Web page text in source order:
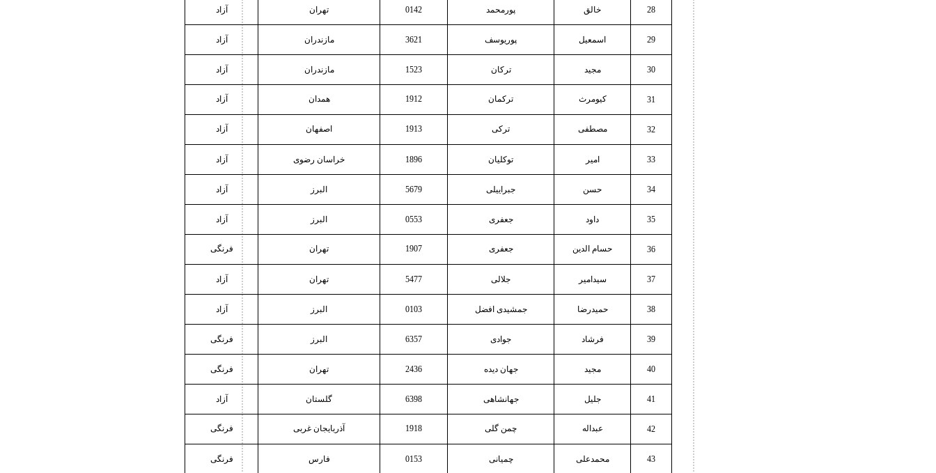
28 خالق پورمحمد 0142 تهران آزاد
29 اسمعیل پوریوسف 3621 مازندران آزاد
30 مجید ترکان 1523 مازندران آزاد
31 کیومرث ترکمان 1912 همدان آزاد
32 مصطفی ترکی 1913 اصفهان آزاد
33 امیر توکلیان 1896 خراسان رضوی آزاد
34 حسن جبراییلی 5679 البرز آزاد
35 داود جعفری 0553 البرز آزاد
36 حسام الدین جعفری 1907 تهران فرنگی
37 سیدامیر جلالی 5477 تهران آزاد
38 حمیدرضا جمشیدی افضل 0103 البرز آزاد
39 فرشاد جوادی 6357 البرز فرنگی
40 مجید جهان دیده 2436 تهران فرنگی
41 جلیل جهانشاهی 6398 گلستان آزاد
42 عبداله چمن گلی 1918 آذربایجان غربی فرنگی
43 محمدعلی چمیانی 0153 فارس فرنگی